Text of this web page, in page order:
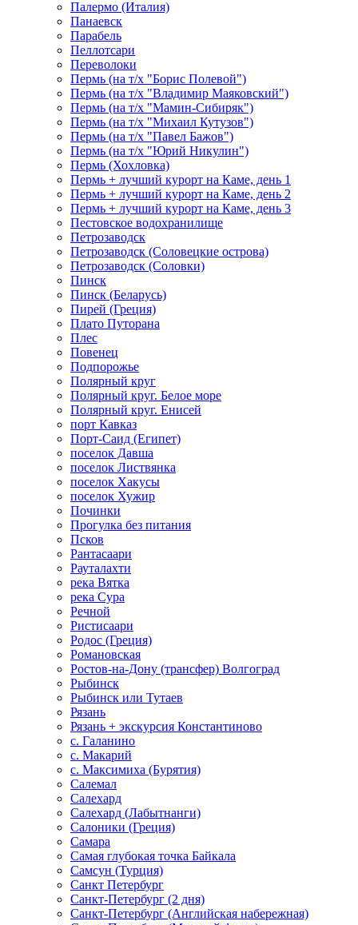
Палермо (Италия)
Панаевск
Парабель
Пеллотсари
Переволоки
Пермь (на т/х "Борис Полевой")
Пермь (на т/х "Владимир Маяковский")
Пермь (на т/х "Мамин-Сибиряк")
Пермь (на т/х "Михаил Кутузов")
Пермь (на т/х "Павел Бажов")
Пермь (на т/х "Юрий Никулин")
Пермь (Хохловка)
Пермь + лучший курорт на Каме, день 1
Пермь + лучший курорт на Каме, день 2
Пермь + лучший курорт на Каме, день 3
Пестовское водохранилище
Петрозаводск
Петрозаводск (Соловецкие острова)
Петрозаводск (Соловки)
Пинск
Пинск (Беларусь)
Пирей (Греция)
Плато Путорана
Плес
Повенец
Подпорожье
Полярный круг
Полярный круг. Белое море
Полярный круг. Енисей
порт Кавказ
Порт-Саид (Египет)
поселок Давша
поселок Листвянка
поселок Хакусы
поселок Хужир
Починки
Прогулка без питания
Псков
Рантасаари
Рауталахти
река Вятка
река Сура
Речной
Ристисаари
Родос (Греция)
Романовская
Ростов-на-Дону (трансфер) Волгоград
Рыбинск
Рыбинск или Тутаев
Рязань
Рязань + экскурсия Константиново
с. Галанино
с. Макарий
с. Максимиха (Бурятия)
Салемал
Салехард
Салехард (Лабытнанги)
Салоники (Греция)
Самара
Самая глубокая точка Байкала
Самсун (Турция)
Санкт Петербург
Санкт-Петербург (2 дня)
Санкт-Петербург (Английская набережная)